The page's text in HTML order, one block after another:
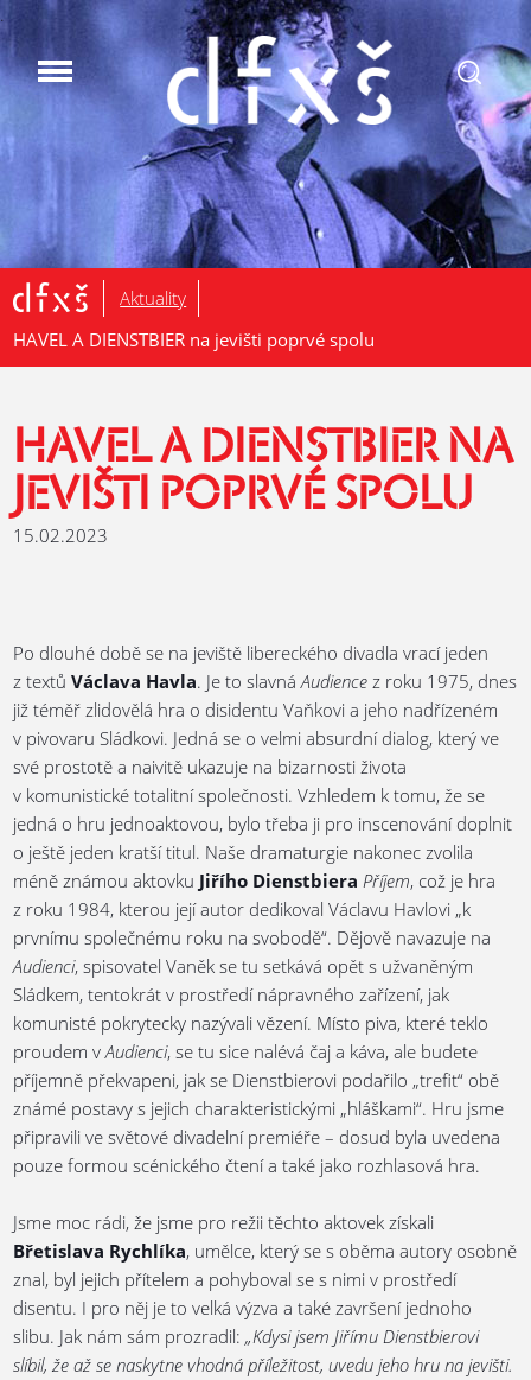
.
Aktuality
HAVEL A DIENSTBIER na jevišti poprvé spolu
HAVEL A DIENSTBIER NA
JEVIŠTI POPRVÉ SPOLU
15.02.2023
Po dlouhé době se na jeviště libereckého divadla vrací jeden
z textůVáclava Havla. Je to slavnáAudience z roku 1975, dnes
již téměř zlidovělá hra o disidentu Vaňkovi a jeho nadřízeném
v pivovaru Sládkovi. Jedná se o velmi absurdní dialog, který ve
své prostotě a naivitě ukazuje na bizarnosti života
v komunistické totalitní společnosti. Vzhledem k tomu, že se
jedná o hru jednoaktovou, bylo třeba ji pro inscenování doplnit
o ještě jeden kratší titul. Naše dramaturgie nakonec zvolila
méně známou aktovku Jiřího Dienstbiera Příjem, což je hra
z roku 1984, kterou její autor dedikoval Václavu Havlovi „k
prvnímu společnému roku na svobodě“. Dějově navazuje na
Audienci, spisovatel Vaněk se tu setkává opět s užvaněným
Sládkem, tentokrát v prostředí nápravného zařízení, jak
komunisté pokrytecky nazývali vězení. Místo piva, které teklo
proudem vAudienci, se tu sice nalévá čaj a káva, ale budete
příjemně překvapeni, jak se Dienstbierovi podařilo „trefit“ obě
známé postavy s jejich charakteristickými „hláškami“. Hru jsme
připravili ve světové divadelní premiéře – dosud byla uvedena
pouze formou scénického čtení a také jako rozhlasová hra.
Jsme moc rádi, že jsme pro režii těchto aktovek získali
Břetislava Rychlíka, umělce, který se s oběma autory osobně
znal, byl jejich přítelem a pohyboval se s nimi v prostředí
disentu. I pro něj je to velká výzva a také završení jednoho
slibu. Jak nám sám prozradil:„Kdysi jsem Jiřímu Dienstbierovi
slíbil, že až se naskytne vhodná příležitost, uvedu jeho hru na jevišti.